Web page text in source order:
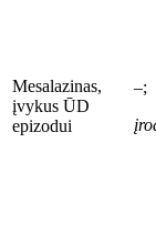
Mesalazinas,
įvykus ŪD
epizodui
–;